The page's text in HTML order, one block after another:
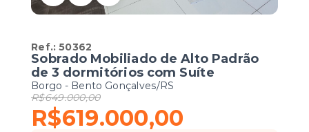
Ref.:50362
Sobrado Mobiliado de Alto Padrão
de 3 dormitórios com Suíte
Borgo - Bento Gonçalves/RS
R$649.000,00
R$619.000,00